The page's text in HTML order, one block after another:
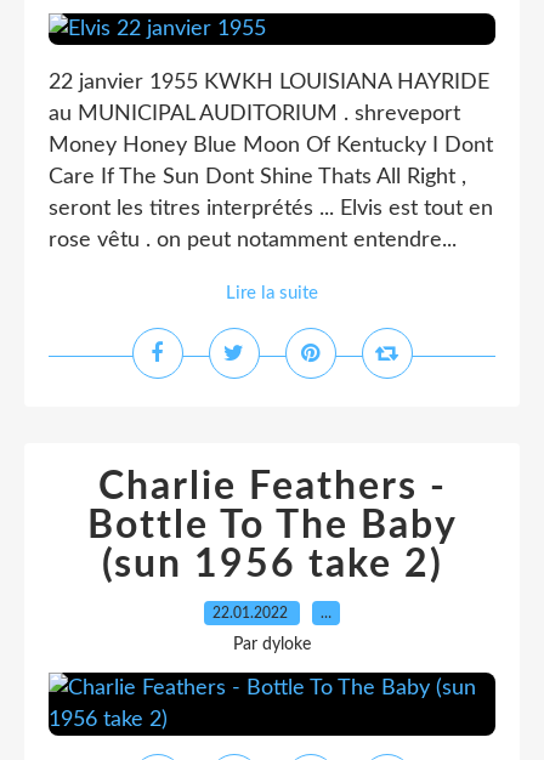
22 janvier 1955 KWKH LOUISIANA HAYRIDE
au MUNICIPAL AUDITORIUM . shreveport
Money Honey Blue Moon Of Kentucky I Dont
Care If The Sun Dont Shine Thats All Right ,
seront les titres interprétés ... Elvis est tout en
rose vêtu . on peut notamment entendre...
Lire la suite
Charlie Feathers -
Bottle To The Baby
(sun 1956 take 2)
22.01.2022 …
Par dyloke